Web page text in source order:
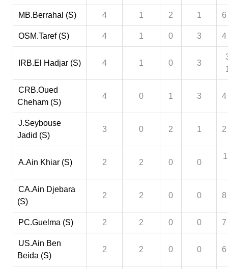
MB.Berrahal (S) 4 1 2 1 6
OSM.Taref (S) 4 1 0 3 4
IRB.El Hadjar (S) 4 1 0 3
CRB.Oued
Cheham (S)
4 0 1 3 4
J.Seybouse
Jadid (S)
3 0 2 1 2
A.Ain Khiar (S) 2 2 0 0
CA.Ain Djebara
(S)
2 2 0 0 8
PC.Guelma (S) 2 2 0 0 7
US.Ain Ben
Beida (S)
2 2 0 0 6